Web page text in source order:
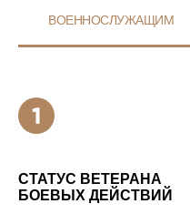
ВОЕННОСЛУЖАЩИМ
СТАТУС ВЕТЕРАНА
БОЕВЫХ ДЕЙСТВИЙ